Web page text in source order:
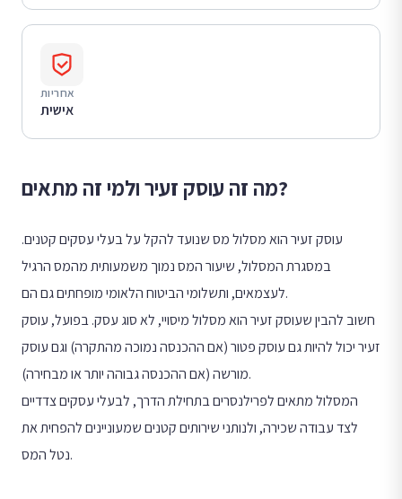
אחריות
אישית
מה זה עוסק זעיר ולמי זה מתאים?
עוסק זעיר הוא מסלול מס שנועד להקל על בעלי עסקים קטנים.
במסגרת המסלול, שיעור המס נמוך משמעותית מהמס הרגיל
לעצמאים, ותשלומי הביטוח הלאומי מופחתים גם הם.
חשוב להבין שעוסק זעיר הוא מסלול מיסויי, לא סוג עסק. בפועל, עוסק
זעיר יכול להיות גם עוסק פטור (אם ההכנסה נמוכה מהתקרה) וגם עוסק
מורשה (אם ההכנסה גבוהה יותר או מבחירה).
המסלול מתאים לפרילנסרים בתחילת הדרך, לבעלי עסקים צדדיים
לצד עבודה שכירה, ולנותני שירותים קטנים שמעוניינים להפחית את
נטל המס.